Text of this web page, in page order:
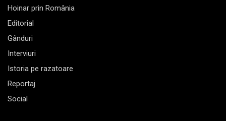
Hoinar prin România
Editorial
Gânduri
Interviuri
Istoria pe razatoare
Reportaj
Social